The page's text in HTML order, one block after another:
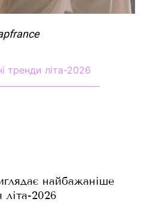
тренди літа-2026
найбажаніше
літа-2026